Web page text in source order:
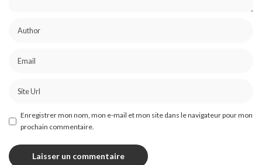
Enregistrer mon nom, mon e-mail et mon site dans le navigateur pour mon
prochain commentaire.